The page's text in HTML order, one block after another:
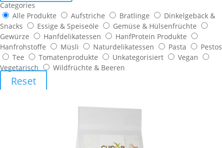
Categories
Alle Produkte
Aufstriche Bratlinge
Dinkelgebäck &
Snacks
Essige & Speiseöle
Gemüse & Hülsenfrüchte
Gewürze
Hanfdelikatessen
HanfProtein Produkte
Hanfrohstoffe
Müsli Naturdelikatessen Pasta
Pestos
Tee
Tomatenprodukte Unkategorisiert
Vegan
Vegetarisch
Wildfrüchte & Beeren
Reset